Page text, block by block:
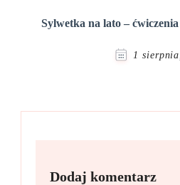
Sylwetka na lato –
1
Dodaj komentarz